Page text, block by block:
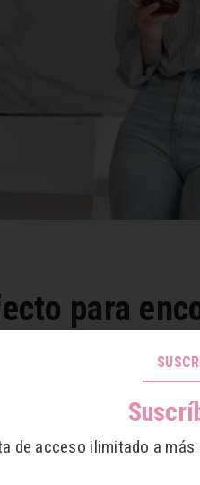
para
Los
requiere que le
tus cartas de motivación,
de acceso ilimitado a